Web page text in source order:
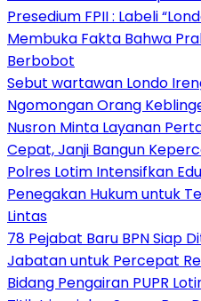
Presedium FPII : Labeli
Membuka Fakta Bahwa
Berbobot
Sebut wartawan Londo
Ngomongan Orang
Nusron Minta Layanan
Cepat, Janji Bangun
Polres Lotim Intensifkan
Penegakan Hukum untuk
Lintas
78 Pejabat Baru BPN Siap
Jabatan untuk Percepat
Bidang Pengairan PUPR